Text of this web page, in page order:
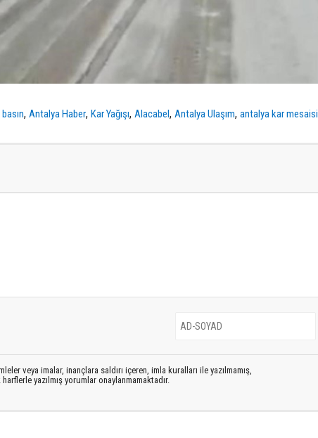
,Antalya Haber,Kar Yağışı,Alacabel,Antalya Ulaşım,antalya kar mesaisi
veya imalar, inançlara saldırı içeren, imla kuralları ile yazılmamış,
yazılmış yorumlar onaylanmamaktadır.